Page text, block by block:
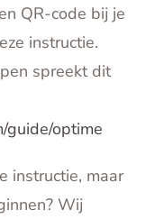
QR-code bij je
instructie.
spreekt dit
guide/optime
instructie, maar
Wij